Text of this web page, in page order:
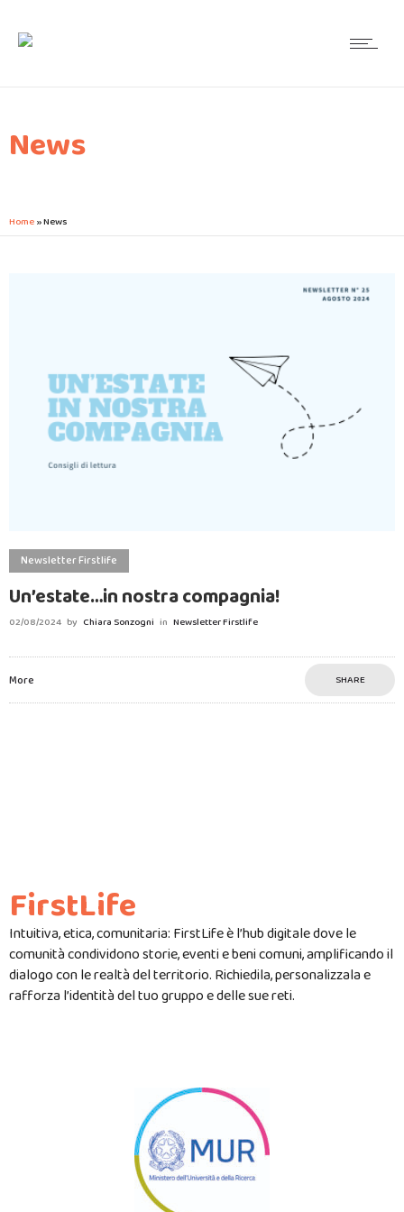
News
Home»News
Newsletter Firstlife
Un’estate…in nostra compagnia!
02/08/2024 by Chiara Sonzogni in Newsletter Firstlife
More SHARE
FirstLife
Intuitiva, etica, comunitaria: FirstLife è l’hub digitale dove le
comunità condividono storie, eventi e beni comuni, amplificando il
dialogo con le realtà del territorio. Richiedila, personalizzala e
rafforza l’identità del tuo gruppo e delle sue reti.